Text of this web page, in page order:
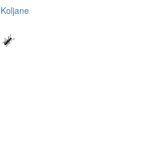
Koljane